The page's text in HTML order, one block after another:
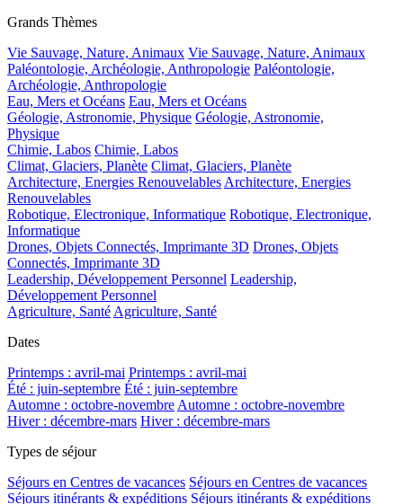
Grands Thèmes
Vie Sauvage, Nature, Animaux Vie Sauvage, Nature, Animaux
Paléontologie, Archéologie, Anthropologie Paléontologie,
Archéologie, Anthropologie
Eau, Mers et Océans Eau, Mers et Océans
Géologie, Astronomie, Physique Géologie, Astronomie,
Physique
Chimie, Labos Chimie, Labos
Climat, Glaciers, Planète Climat, Glaciers, Planète
Architecture, Energies Renouvelables Architecture, Energies
Renouvelables
Robotique, Electronique, Informatique Robotique, Electronique,
Informatique
Drones, Objets Connectés, Imprimante 3D Drones, Objets
Connectés, Imprimante 3D
Leadership, Développement Personnel Leadership,
Développement Personnel
Agriculture, Santé Agriculture, Santé
Dates
Printemps : avril-mai Printemps : avril-mai
Été : juin-septembre Été : juin-septembre
Automne : octobre-novembre Automne : octobre-novembre
Hiver : décembre-mars Hiver : décembre-mars
Types de séjour
Séjours en Centres de vacances Séjours en Centres de vacances
Séjours itinérants & expéditions Séjours itinérants & expéditions